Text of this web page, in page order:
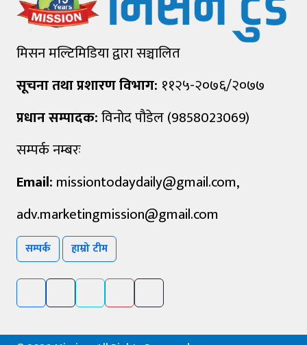
मिसन मल्टिमिडिया द्वारा सञ्चालित
सूचना तथा प्रशारण विभाग: ११२५-२०७६/२०७७
प्रधान सम्पादक:विनोद पौडेल (9858023069)
सम्पर्क नम्बरः
Email: missiontodaydaily@gmail.com,
adv.marketingmission@gmail.com
सम्पर्क हाम्रो टीम